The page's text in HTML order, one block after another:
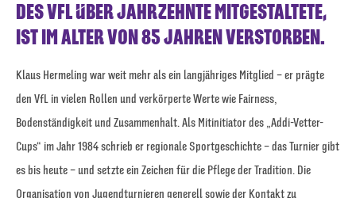
ES VFL ÜBER JAHRZEHNTE MITGESTALTETE, I
ST IM ALTER VON 85 JAHREN VERSTORBEN.
Klaus Hermeling war weit mehr als ein langjähriges Mitglied – er prägte
den VfL in vielen Rollen und verkörperte Werte wie Fairness,
Bodenständigkeit und Zusammenhalt. Als Mitinitiator des „Addi-Vetter-
Cups“ im Jahr 1984 schrieb er regionale Sportgeschichte – das Turnier gibt
es bis heute – und setzte ein Zeichen für die Pflege der Tradition. Die
Organisation von Jugendturnieren generell sowie der Kontakt zu